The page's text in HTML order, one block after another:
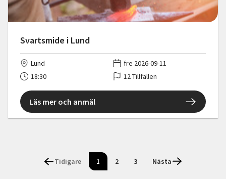
Svartsmide i Lund
Lund
fre 2026-09-11
18:30
12 Tillfällen
Läs mer och anmäl
Tidigare 1 2 3 Nästa